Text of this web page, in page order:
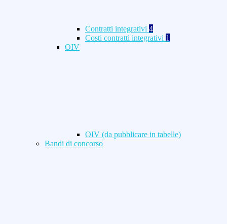
Contratti integrativi 4
Costi contratti integrativi 1
OIV
OIV (da pubblicare in tabelle)
Bandi di concorso